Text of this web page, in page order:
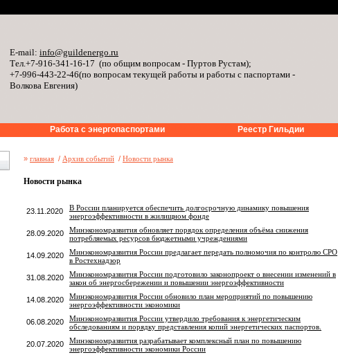
E-mail: info@guildenergo.ru
Тел.+7-916-341-16-17 (по общим вопросам - Пуртов Рустам);
+7-996-443-22-46(по вопросам текущей работы и работы с паспортами -
Волкова Евгения)
Работа с энергопаспортами Реестр Гильдии
» главная / Архив событий / Новости рынка
Новости рынка
23.11.2020
В России планируется обеспечить долгосрочную динамику повышения
энергоэффективности в жилищном фонде
28.09.2020
Минэкономразвития обновляет порядок определения объёма снижения
потребляемых ресурсов бюджетными учреждениями
14.09.2020
Минэкономразвития России предлагает передать полномочия по контролю СРО
в Ростехнадзор
31.08.2020
Минэкономразвития России подготовило законопроект о внесении изменений в
закон об энергосбережении и повышении энергоэффективности
14.08.2020
Минэкономразвития России обновило план мероприятий по повышению
энергоэффективности экономики
06.08.2020
Минэкономразвития России утвердило требования к энергетическим
обследованиям и порядку представления копий энергетических паспортов.
20.07.2020
Минэкономразвития разрабатывает комплексный план по повышению
энергоэффективности экономики России